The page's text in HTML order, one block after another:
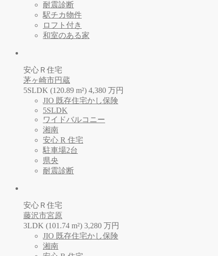
耐震診断
駅チカ物件
ロフト付き
和室のある家
安心Ｒ住宅
茅ヶ崎市円蔵
5SLDK (120.89 m²) 4,380 万円
JIO 既存住宅かし保険
5SLDK
ワイドバルコニー
湘南
安心 R 住宅
駐車場2台
県央
耐震診断
安心Ｒ住宅
藤沢市宮原
3LDK (101.74 m²) 3,280 万円
JIO 既存住宅かし保険
湘南